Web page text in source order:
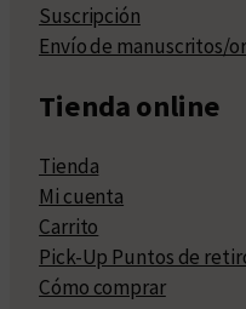
Suscripción
Envío de manuscritos/
Tienda online
Tienda
Mi cuenta
Carrito
Pick-Up Puntos de
Cómo comprar